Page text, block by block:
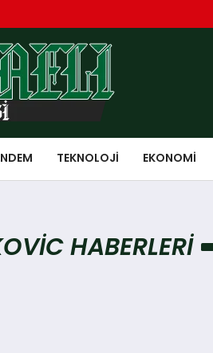
TEKNOLOJI EKONOMI
HABERLERI